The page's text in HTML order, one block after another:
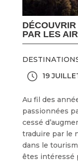
PAR LES
19
Au fil des
passionnées
cessé
traduire par le
dans le
êtes intéressé